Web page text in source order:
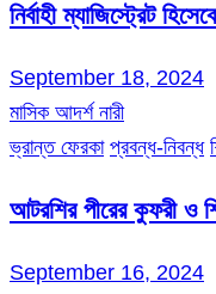
নির্বাহী ম্যাজিস্ট্রেট
September 18, 2024
মাসিক আদর্শ নারী
ভ্রান্ত ফেরকা প্রবন্ধ-নিবন্ধ
আটরশির পীরের কুফরী ও
September 16, 2024